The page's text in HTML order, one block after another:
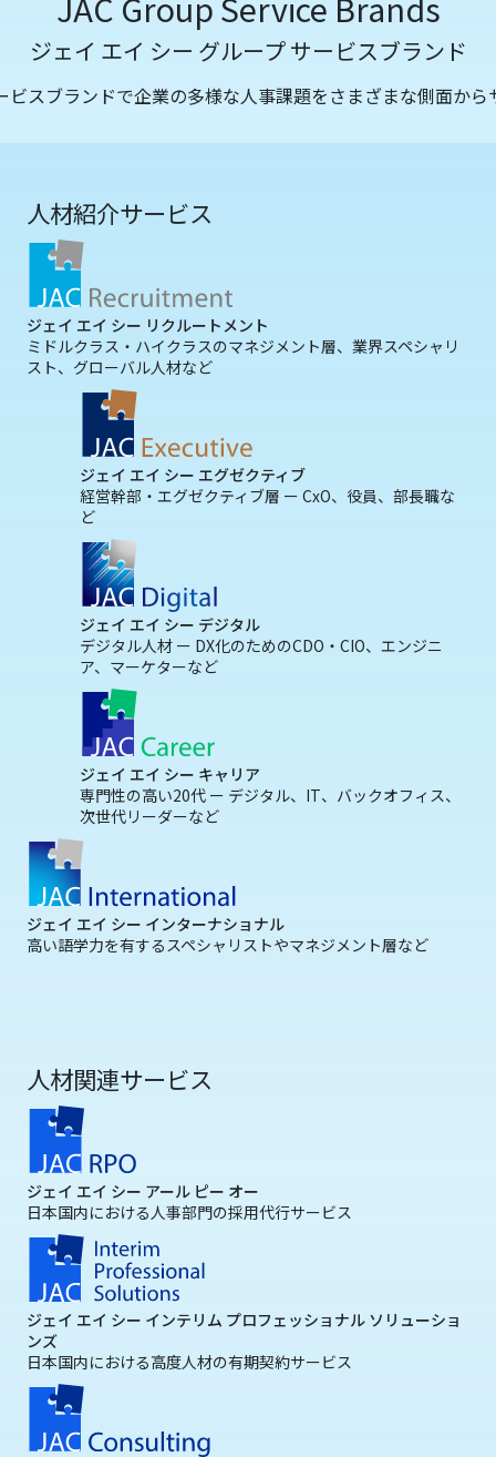
ジェイ エイ シー グループ サービスブランド
ビスブランドで企業の多様な人事課題をさまざまな側面から
人材紹介サービス
ジェイ エイ シー リクルートメント
ミドルクラス・ハイクラスのマネジメント層、業界スペシャリ
スト、グローバル人材など
ジェイ エイ シー エグゼクティブ
経営幹部・エグゼクティブ層 ー CxO、役員、部長職な
ど
ジェイ エイ シー デジタル
デジタル人材 ー DX化のためのCDO・CIO、エンジニ
ア、マーケターなど
ジェイ エイ シー キャリア
専門性の高い20代 ー デジタル、IT、バックオフィス、
次世代リーダーなど
ジェイ エイ シー インターナショナル
高い語学力を有するスペシャリストやマネジメント層など
人材関連サービス
ジェイ エイ シー アール ピー オー
日本国内における人事部門の採用代行サービス
ジェイ エイ シー インテリム プロフェッショナル ソリューショ
ンズ
日本国内における高度人材の有期契約サービス